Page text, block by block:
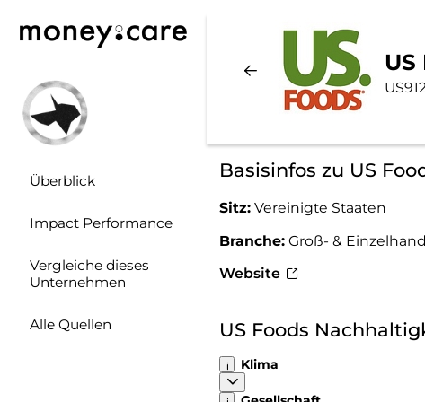
Überblick
Impact Performance
Vergleiche dieses
Unternehmen
Alle Quellen
Basisinfos zu US
Sitz: Vereinigte Staaten
Branche: Groß- &
Website
US Foods
Klima